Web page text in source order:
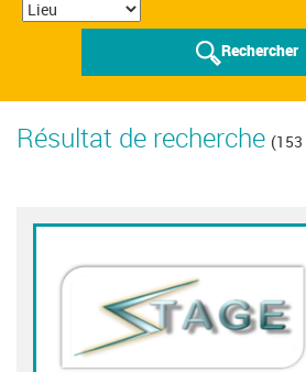
Rechercher
Résultat de recherche